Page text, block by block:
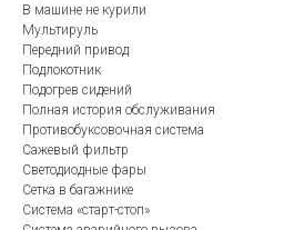
В машине не курили
Мультируль
Передний привод
Подлокотник
Подогрев сидений
Полная история обслуживания
Противобуксовочная система
Сажевый фильтр
Светодиодные фары
Сетка в багажнике
Система «старт-стоп»